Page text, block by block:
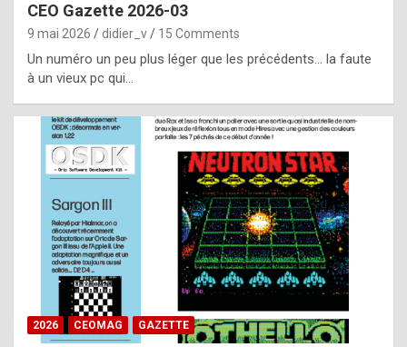
e
f
o
m
m
a
y
b
e
b
y
CEO Gazette 2026-03
9 mai 2026 didier_v 15 Comments
Un numéro un peu plus léger que les précédents… la faute
à un vieux pc qui…
2026 CEOMAG GAZETTE